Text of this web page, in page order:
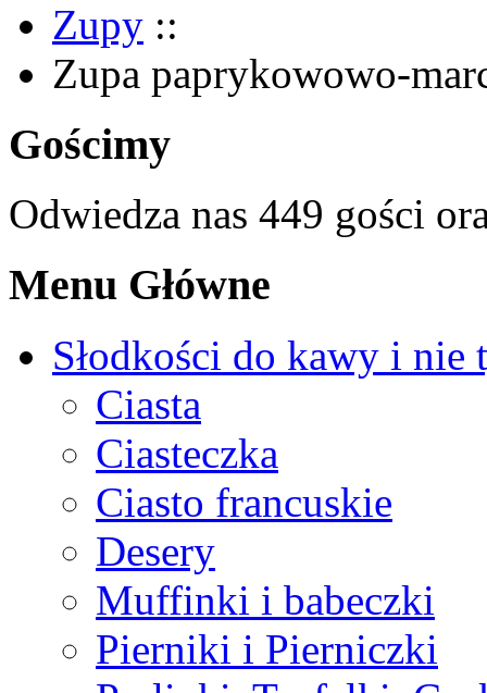
Zupy ::
Zupa paprykowowo-
Gościmy
Odwiedza nas 449 gości
Menu Główne
Słodkości do kawy i nie
Ciasta
Ciasteczka
Ciasto francuskie
Desery
Muffinki i babeczki
Pierniki i Pierniczki